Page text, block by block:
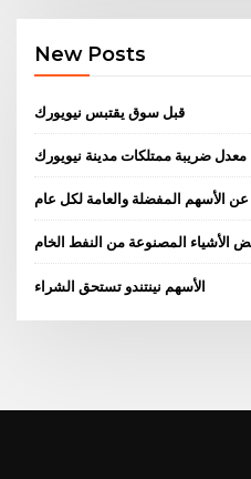
New Posts
قبل سوق يقتبس نيويورك
معدل ضريبة ممتلكات مدينة نيويورك
عن الأسهم المفضلة والعامة لكل عام
الأشياء المصنوعة من النفط الخام
الأسهم نينتندو تستحق الشراء